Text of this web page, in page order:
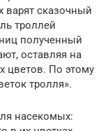
варят сказочный
троллей
полученный
оставляя на
цветов. По этому
тролля».
насекомых: